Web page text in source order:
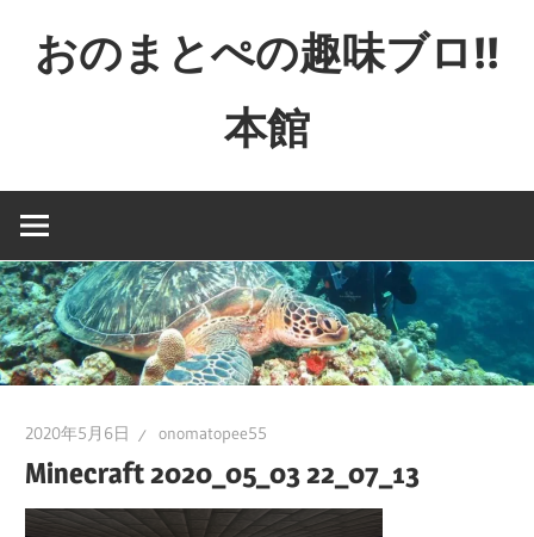
へ
キ
ッ
プ
おのまとぺの趣味ブロ!!
本館
撮
か
映
画
と
ー
ム
2020年5月6日 onomatopee55
Minecraft 2020_05_03 22_07_13